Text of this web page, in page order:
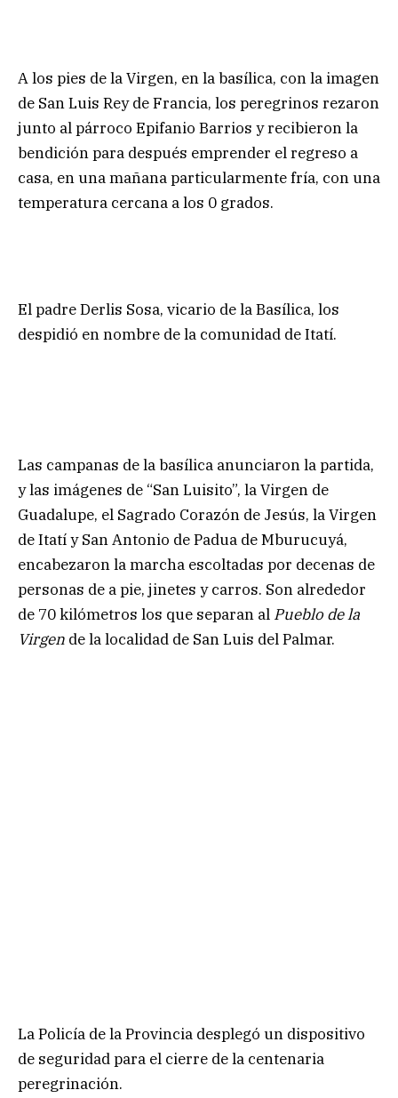
A los pies de la Virgen, en la basílica, con la imagen
de San Luis Rey de Francia, los peregrinos rezaron
junto al párroco Epifanio Barrios y recibieron la
bendición para después emprender el regreso a
casa, en una mañana particularmente fría, con una
temperatura cercana a los 0 grados.
El padre Derlis Sosa, vicario de la Basílica, los
despidió en nombre de la comunidad de Itatí.
Las campanas de la basílica anunciaron la partida,
y las imágenes de “San Luisito”, la Virgen de
Guadalupe, el Sagrado Corazón de Jesús, la Virgen
de Itatí y San Antonio de Padua de Mburucuyá,
encabezaron la marcha escoltadas por decenas de
personas de a pie, jinetes y carros. Son alrededor
de 70 kilómetros los que separan al Pueblo de la
Virgen de la localidad de San Luis del Palmar.
La Policía de la Provincia desplegó un dispositivo
de seguridad para el cierre de la centenaria
peregrinación.